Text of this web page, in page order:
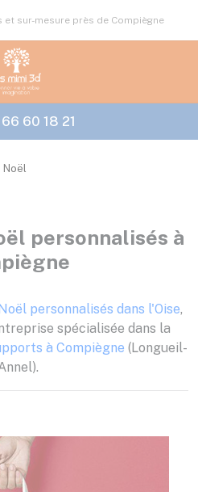
sur-mesure près de Compiègne
60 18 21
Noël
personnalisés à
personnalisés dans l'Oise,
spécialisée dans la
à Compiègne (Longueil-